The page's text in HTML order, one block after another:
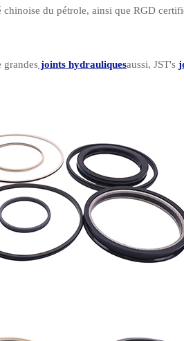
du pétrole, ainsi que RGD
grandes joints hydrauliquesaussi, JST's